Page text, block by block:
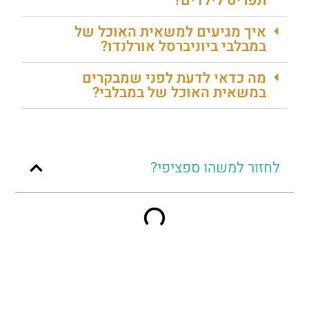
איך מגיעים למשאית האוכל של
במבלבי ביוניברסל אורלנדו?
מה כדאי לדעת לפני שמבקרים
במשאית האוכל של במבלבי?
לחזור למשהו ספציפי?